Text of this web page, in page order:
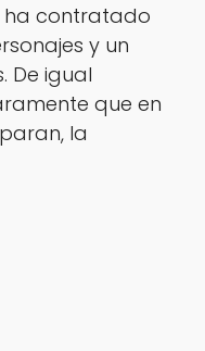
ha contratado
y un
De igual
que en
la